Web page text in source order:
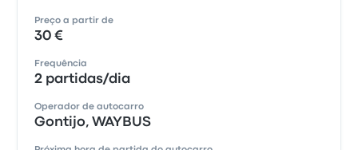
Preço a partir de
30 €
Frequência
2 partidas/dia
Operador de autocarro
Gontijo, WAYBUS